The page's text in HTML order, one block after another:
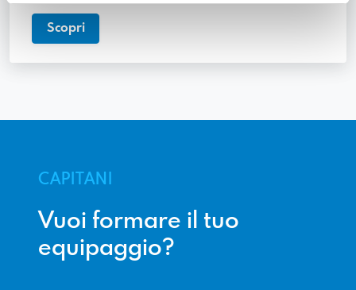
Scopri
CAPITANI
Vuoi formare il tuo
equipaggio?